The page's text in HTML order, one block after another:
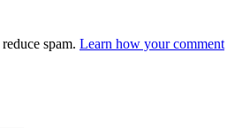
spam. Learn how your comment